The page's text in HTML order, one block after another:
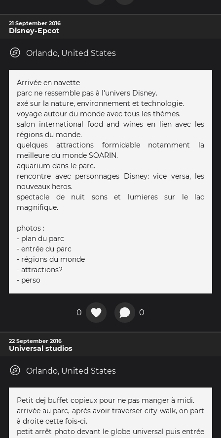
21 September 2016
Disney-Epcot
Orlando, United States
Arrivée en navette
parc ne ressemble pas à l'univers Disney.
axé sur la nature, environnement et technologie.
voyage autour du monde avec tous les thèmes.
salon international food and wines en lien avec les
régions du monde.
quelques attractions formidable notamment la
meilleure du monde SOARIN.
aquarium dans le parc.
rencontre avec personnages Disney: vice versa, les
nouveaux heros.
spectacle de nuit sons et lumieres sur le lac
magnifique.
photos :
- plan du parc
- entrée du parc
- régions du monde
- attractions?
- perso
0 0
22 September 2016
Universal studios
Orlando, United States
Petit dej buffet copieux pour ne pas manger à midi.
arrivée au parc, après avoir traverser city walk, on part
à droite cette fois-ci.
petit arrêt photo devant le globe universal puis entrée